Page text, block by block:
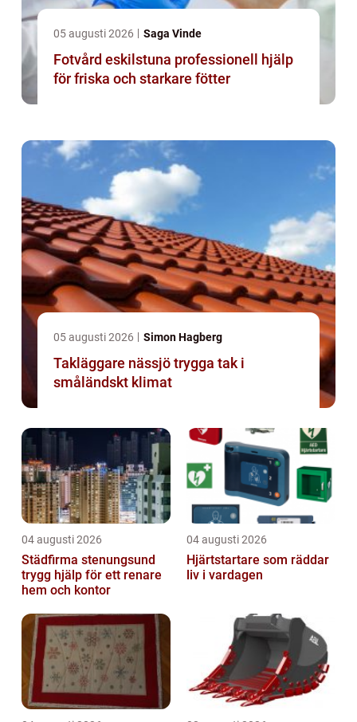
05 augusti 2026 Saga Vinde
Fotvård eskilstuna professionell hjälp
för friska och starkare fötter
05 augusti 2026 Simon Hagberg
Takläggare nässjö trygga tak i
småländskt klimat
04 augusti 2026
Städfirma stenungsund
trygg hjälp för ett renare
hem och kontor
04 augusti 2026
Hjärtstartare som räddar
liv i vardagen